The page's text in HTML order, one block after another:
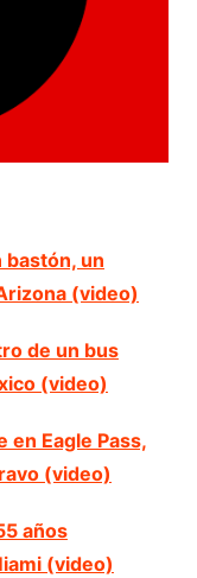
bastón, un
(video)
de un bus
(video)
en Eagle Pass,
(video)
años
(video)